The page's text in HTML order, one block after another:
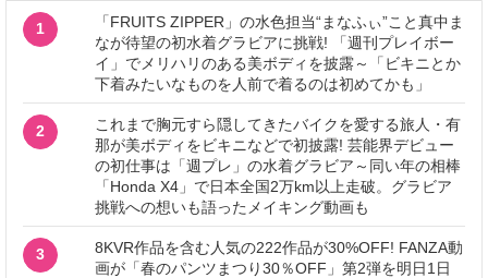
1
「FRUITS ZIPPER」の水色担当“まなふぃ”こと真中ま
なが待望の初水着グラビアに挑戦! 「週刊プレイボー
イ」でメリハリのある美ボディを披露～「ビキニとか
下着みたいなものを人前で着るのは初めてかも」
2
これまで胸元すら隠してきたバイクを愛する旅人・有
那が美ボディをビキニなどで初披露! 芸能界デビュー
の初仕事は「週プレ」の水着グラビア～同い年の相棒
「Honda X4」で日本全国2万km以上走破。グラビア
挑戦への想いも語ったメイキング動画も
3
8KVR作品を含む人気の222作品が30%OFF! FANZA動
画が「春のパンツまつり30％OFF」第2弾を明日1日